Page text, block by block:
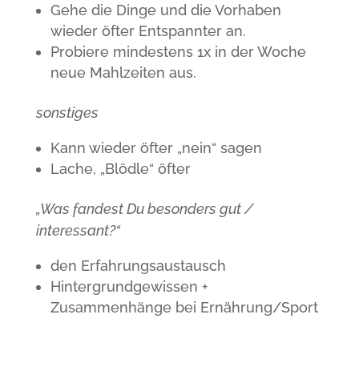
Gehe die Dinge und die Vorhaben
wieder öfter Entspannter an.
Probiere mindestens 1x in der Woche
neue Mahlzeiten aus.
sonstiges
Kann wieder öfter „nein“ sagen
Lache, „Blödle“ öfter
„Was fandest Du besonders gut /
interessant?“
den Erfahrungsaustausch
Hintergrundgewissen +
Zusammenhänge bei Ernährung/Sport